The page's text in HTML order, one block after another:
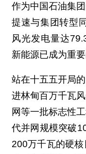
作为中国石油集
提速与集团转型
风光发电量达
新能源已成为重要
站在十五五开局
进林甸百万千瓦
网等一批标志性
代并网规模突破
200万千瓦的硬